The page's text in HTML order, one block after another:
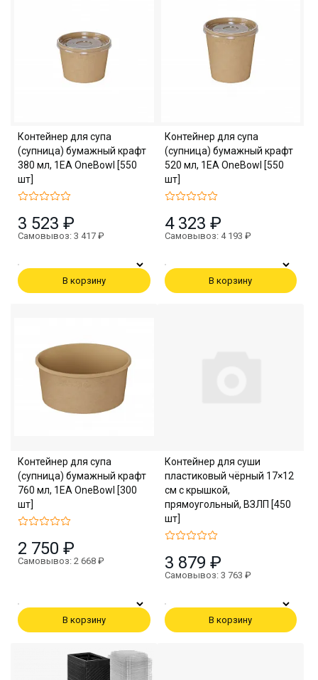
Контейнер для супа
(супница) бумажный крафт
380 мл, 1EA OneBowl [550
шт]
3 523 ₽
Самовывоз: 3 417 ₽
В корзину
Контейнер для супа
(супница) бумажный крафт
520 мл, 1EA OneBowl [550
шт]
4 323 ₽
Самовывоз: 4 193 ₽
В корзину
Контейнер для супа
(супница) бумажный крафт
760 мл, 1EA OneBowl [300
шт]
2 750 ₽
Самовывоз: 2 668 ₽
В корзину
Контейнер для суши
пластиковый чёрный 17×12
см с крышкой,
прямоугольный, ВЗЛП [450
шт]
3 879 ₽
Самовывоз: 3 763 ₽
В корзину